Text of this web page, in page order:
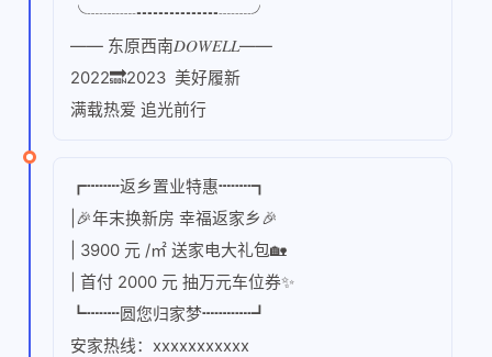
╰┈┈┈┅┅┅┅┅┈┈╯
—— 东原西南𝐷𝑂𝑊𝐸𝐿𝐿——
2022🔜2023 美好履新
满载热爱 追光前行
┏┉┉返乡置业特惠┉┉┓
|🎉年末换新房 幸福返家乡🎉
| 3900 元 /㎡ 送家电大礼包🏡
| 首付 2000 元 抽万元车位券✨
┗┉┉圆您归家梦┉┉┉┛
安家热线：xxxxxxxxxxx